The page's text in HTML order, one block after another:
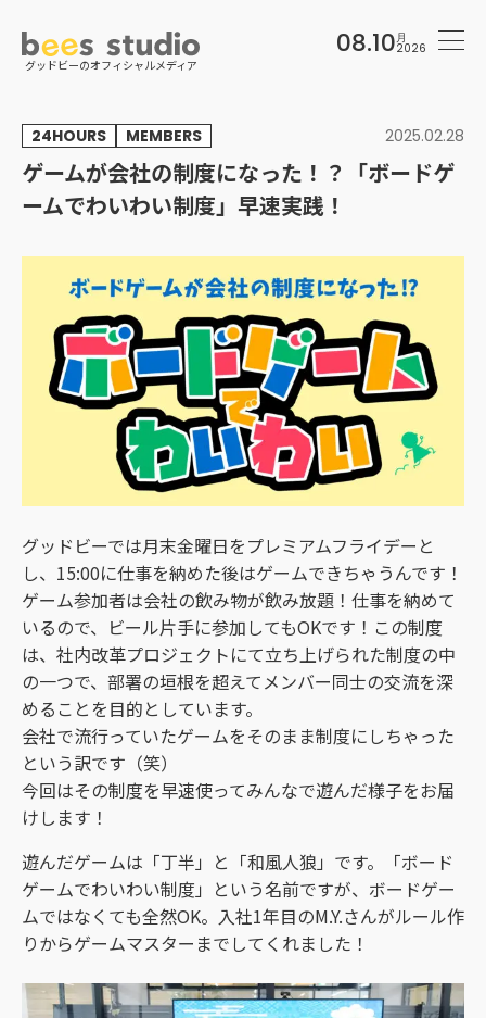
content
08.10 月
2026
グッドビーのオフィシャルメディア
24HOURS MEMBERS 2025.02.28
ゲームが会社の制度になった！？「ボードゲ
ームでわいわい制度」早速実践！
グッドビーでは月末金曜日をプレミアムフライデーと
し、15:00に仕事を納めた後はゲームできちゃうんです！
ゲーム参加者は会社の飲み物が飲み放題！仕事を納めて
いるので、ビール片手に参加してもOKです！この制度
は、社内改革プロジェクトにて立ち上げられた制度の中
の一つで、部署の垣根を超えてメンバー同士の交流を深
めることを目的としています。
会社で流行っていたゲームをそのまま制度にしちゃった
という訳です（笑）
今回はその制度を早速使ってみんなで遊んだ様子をお届
けします！
遊んだゲームは「丁半」と「和風人狼」です。「ボード
ゲームでわいわい制度」という名前ですが、ボードゲー
ムではなくても全然OK。入社1年目のM.Y.さんがルール作
りからゲームマスターまでしてくれました！